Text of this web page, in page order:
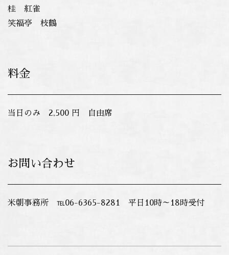
桂 紅雀
笑福亭 枝鶴
料金
当日のみ 2,500 円 自由席
お問い合わせ
米朝事務所 ℡06-6365-8281 平日10時～18時受付